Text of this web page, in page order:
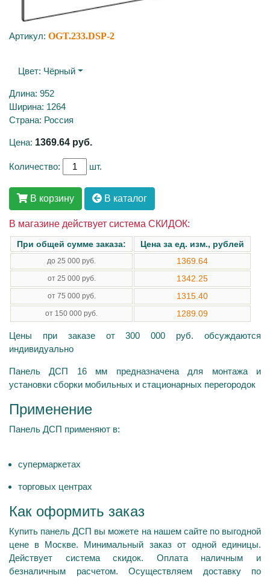
Артикул: OGT.233.DSP-2
Цвет: Чёрный
Длина: 952
Ширина: 1264
Страна: Россия
Цена: 1369.64 руб.
Количество: шт.
В корзину В каталог
В магазине действует система СКИДОК:
При общей сумме заказа: Цена за ед. изм., рублей
до 25 000 руб. 1369.64
от 25 000 руб. 1342.25
от 75 000 руб. 1315.40
от 150 000 руб. 1289.09
Цены при заказе от 300 000 руб. обсуждаются
индивидуально
Панель ДСП 16 мм предназначена для монтажа и
установки сборки мобильных и стационарных перегородок
Применение
Панель ДСП применяют в:
супермаркетах
торговых центрах
Как оформить заказ
Купить панель ДСП вы можете на нашем сайте по выгодной
цене в Москве. Минимальный заказ от одной единицы.
Действует система скидок. Оплата наличным и
безналичным расчетом. Осуществляем доставку по